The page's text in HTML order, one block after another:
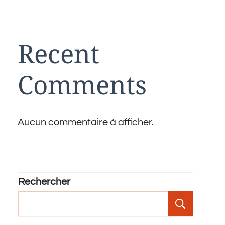
Recent
Comments
Aucun commentaire à afficher.
Rechercher